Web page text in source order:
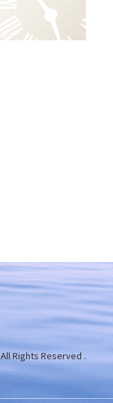
All Rights Reserved .